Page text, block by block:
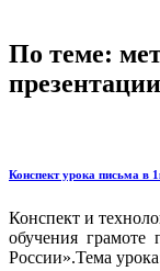
По теме:
Конспект урока письма в
Конспект и
обучения
России».Тема